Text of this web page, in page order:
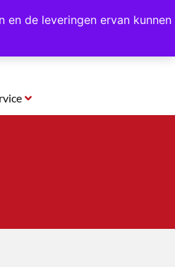
de leveringen ervan kunnen